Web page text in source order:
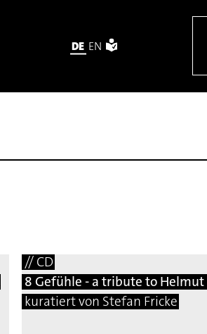
DE EN
// CD
8 Gefühle - a tribute to Helmut
kuratiert von Stefan Fricke